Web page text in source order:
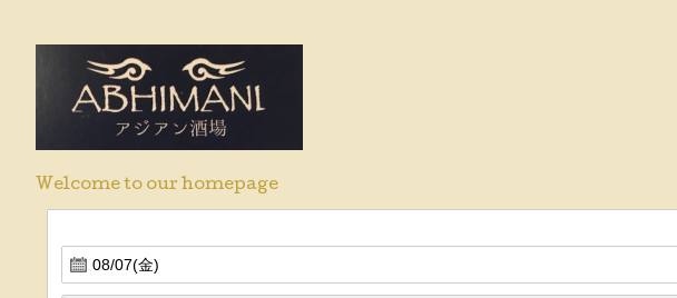
Welcome to our homepage